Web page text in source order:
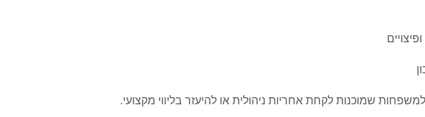
שמוכנות לקחת אחריות ניהולית או להיעזר בליווי מקצועי.